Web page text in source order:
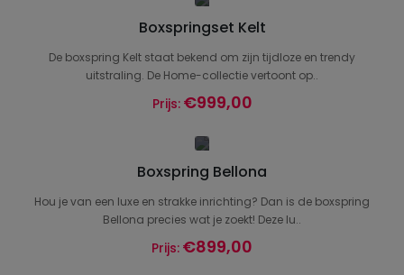
Boxspringset Kelt
De boxspring Kelt staat bekend om zijn tijdloze en trendy
uitstraling. De Home-collectie vertoont op..
Prijs: €999,00
Boxspring Bellona
Hou je van een luxe en strakke inrichting? Dan is de boxspring
Bellona precies wat je zoekt! Deze lu..
Prijs: €899,00